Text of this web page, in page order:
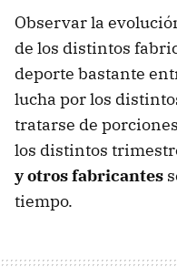
Observar la
de los distintos
deporte bastante
lucha por los
tratarse de
los distintos
y otros fabricantes
tiempo.